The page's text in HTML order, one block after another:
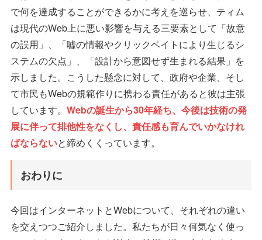
で何を達成することができるかに考えを巡らせ、ティム
は現代のWeb上に悪い影響を与える三要素として「故意
の誤用」、「嘘の情報やクリックベイトにより生じるシ
ステムの欠点」、「設計から意図せず生まれる結果」を
示しました。こうした懸念に対して、政府や企業、そし
て市民もWebの規範作りに携わる責任があると彼は主張
しています。 Webの誕生から30年経ち、今後は技術の発
展に伴って排他性をなくし、責任感も育んでいかなけれ
ばならないと締めくくっています。
おわりに
今回はインターネットとWebについて、それぞれの違い
を交えつつご紹介しました。私たちが日々何気なく使っ